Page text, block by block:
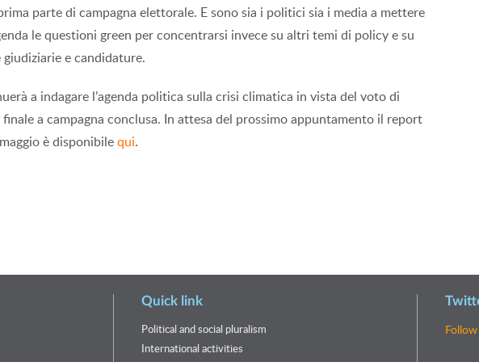
parte di campagna elettorale. E sono sia i politici sia i media a mettere
le questioni green per concentrarsi invece su altri temi di policy e su
e candidature.
a indagare l’agenda politica sulla crisi climatica in vista del voto di
a campagna conclusa. In attesa del prossimo appuntamento il report
è disponibilequi.
Quick link
Political and social pluralism
International activities
Follow